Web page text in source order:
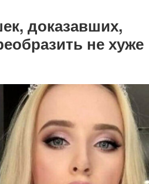
доказавших,
не хуже